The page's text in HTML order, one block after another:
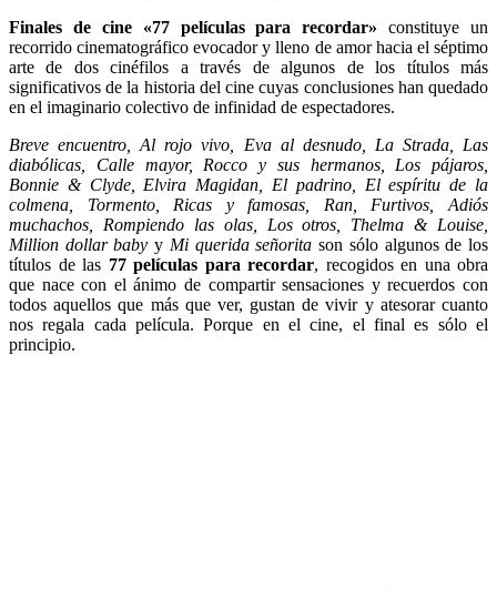
Finales de cine «77 películas para recordar» constituye un
recorrido cinematográfico evocador y lleno de amor hacia el séptimo
arte de dos cinéfilos a través de algunos de los títulos más
significativos de la historia del cine cuyas conclusiones han quedado
en el imaginario colectivo de infinidad de espectadores.
Breve encuentro, Al rojo vivo, Eva al desnudo, La Strada, Las
diabólicas, Calle mayor, Rocco y sus hermanos, Los pájaros,
Bonnie & Clyde, Elvira Magidan, El padrino, El espíritu de la
colmena, Tormento, Ricas y famosas, Ran, Furtivos, Adiós
muchachos, Rompiendo las olas, Los otros, Thelma & Louise,
Million dollar baby y Mi querida señorita son sólo algunos de los
títulos de las 77 películas para recordar, recogidos en una obra
que nace con el ánimo de compartir sensaciones y recuerdos con
todos aquellos que más que ver, gustan de vivir y atesorar cuanto
nos regala cada película. Porque en el cine, el final es sólo el
principio.